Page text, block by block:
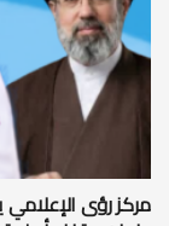
مركز رؤى